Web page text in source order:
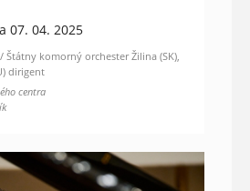
07. 04. 2025
Štátny komorný orchester Žilina (SK),
dirigent
centra